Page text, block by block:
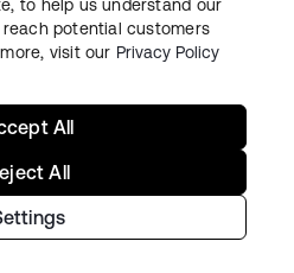
Sicherheit
vorbehalten.
to help us understand our
potential customers
visit our Privacy Policy
All
All